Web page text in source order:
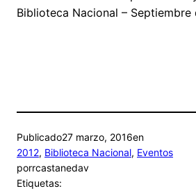
Biblioteca Nacional – Septiembre
Publicado27 marzo, 2016en
2012, Biblioteca Nacional, Eventos
porrcastanedav
Etiquetas: